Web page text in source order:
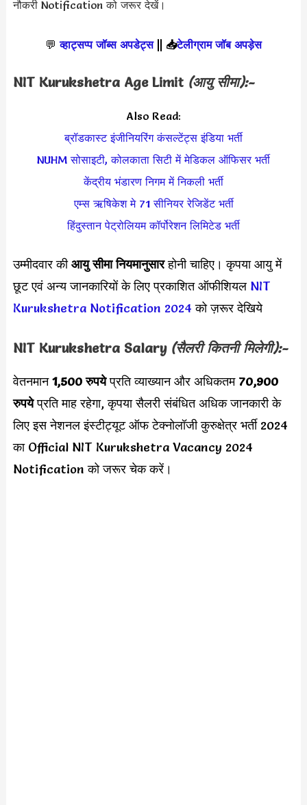
नौकरी Notification को जरूर देखें।
💬 व्हाट्सप्प जॉब्स अपडेट्स|| 📥टेलीग्राम जॉब अपड़ेस
NIT Kurukshetra Age Limit (आयु सीमा):-
Also Read:
ब्रॉडकास्ट इंजीनियरिंग कंसल्टेंट्स इंडिया भर्ती
NUHM सोसाइटी, कोलकाता सिटी में मेडिकल ऑफिसर भर्ती
केंद्रीय भंडारण निगम में निकली भर्ती
एम्स ऋषिकेश मे 71 सीनियर रेजिडेंट भर्ती
हिंदुस्तान पेट्रोलियम कॉर्पोरेशन लिमिटेड भर्ती
उम्मीदवार कीआयु सीमा नियमानुसारहोनी चाहिए। कृपया आयु में
छूट एवं अन्य जानकारियों के लिए प्रकाशित ऑफीशियल NIT
Kurukshetra Notification 2024 को ज़रूर देखिये
NIT Kurukshetra Salary (सैलरी कितनी मिलेगी):-
वेतनमान1,500 रुपयेप्रति व्याख्यान और अधिकतम 70,900
रुपयेप्रति माह रहेगा, कृपया सैलरी संबंधित अधिक जानकारी के
लिए इस नेशनल इंस्टीट्यूट ऑफ टेक्नोलॉजी कुरुक्षेत्र भर्ती 2024
का Official NIT Kurukshetra Vacancy 2024
Notification को जरूर चेक करें।